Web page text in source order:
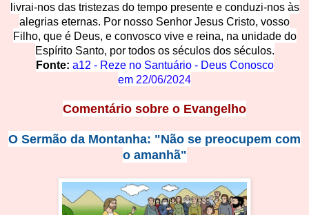
livrai-nos das tristezas do tempo presente e conduzi-nos às
alegrias eternas. Por nosso Senhor Jesus Cristo, vosso
Filho, que é Deus, e convosco vive e reina, na unidade do
Espírito Santo, por todos os séculos dos séculos.
Fonte: a12 - Reze no Santuário - Deus Conosco
em 22/06/2024
Comentário sobre o Evangelho
O Sermão da Montanha: "Não se preocupem com
o amanhã"